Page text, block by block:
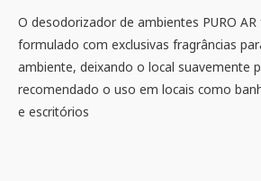
O desodorizador de ambientes PURO
formulado com exclusivas fragrâncias
ambiente, deixando o local suavemente
recomendado o uso em locais como
e escritórios